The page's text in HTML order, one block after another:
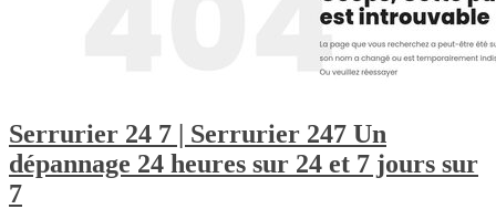
Serrurier 24 7 | Serrurier 247 Un
dépannage 24 heures sur 24 et 7 jours sur
7